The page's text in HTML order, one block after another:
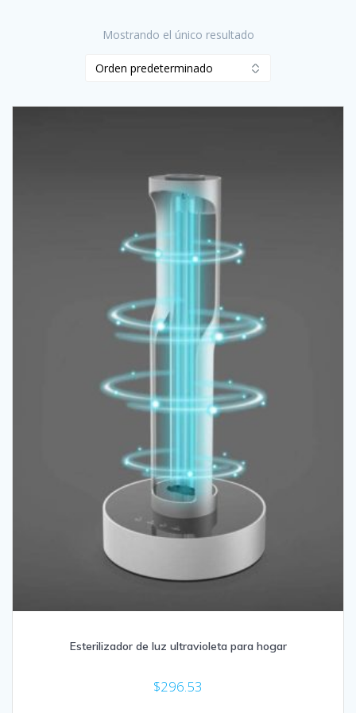
Mostrando el único resultado
Esterilizador de luz ultravioleta para hogar
$296.53